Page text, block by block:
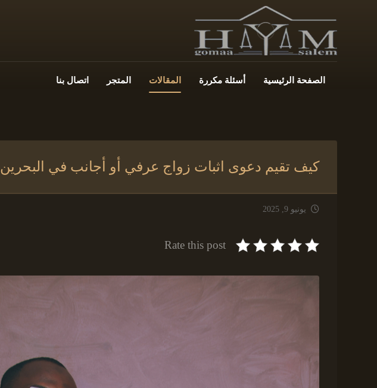
الصفحة الرئيسية أسئلة مكررة المقالات المتجر اتصال بنا
كيف تقيم دعوى اثبات زواج عرفي أو أجانب في البحرين
يونيو 9, 2025
Rate this post